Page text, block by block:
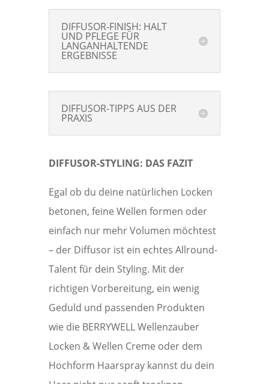
DIFFUSOR-FINISH: HALT
UND PFLEGE FÜR
LANGANHALTENDE
ERGEBNISSE
DIFFUSOR-TIPPS AUS DER
PRAXIS
DIFFUSOR-STYLING: DAS FAZIT
Egal ob du deine natürlichen Locken
betonen, feine Wellen formen oder
einfach nur mehr Volumen möchtest
– der Diffusor ist ein echtes Allround-
Talent für dein Styling. Mit der
richtigen Vorbereitung, ein wenig
Geduld und passenden Produkten
wie die BERRYWELL Wellenzauber
Locken & Wellen Creme oder dem
Hochform Haarspray kannst du dein